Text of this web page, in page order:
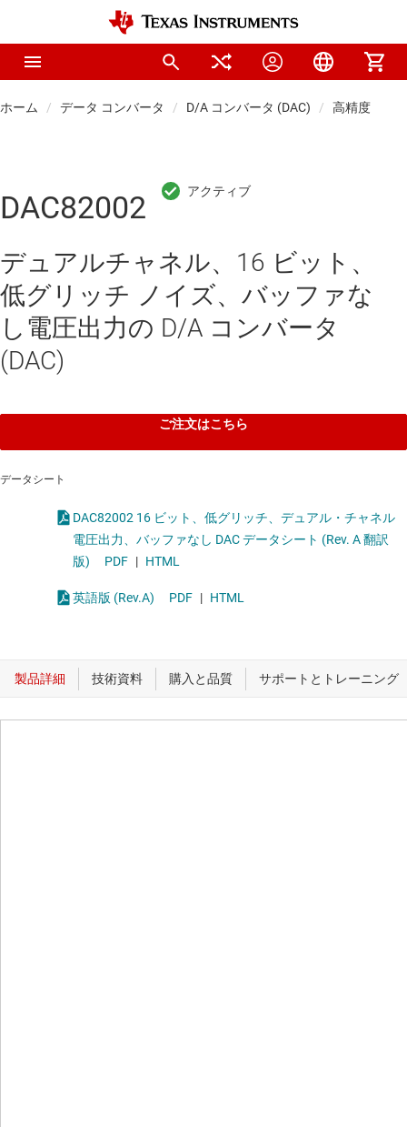
ホーム データ コンバータ D/A コンバータ (DAC) 高精度 DAC
DAC82002
デュアルチャネル、16 ビット、
低グリッチ ノイズ、バッファな
し電圧出力の D/A コンバータ
(DAC)
ご注文はこちら
データシート
DAC82002 16 ビット、低グリッチ、デュアル・チャネル
電圧出力、バッファなし DAC データシート (Rev. A 翻訳
版)
PDF | HTML
英語版 (Rev.A) PDF | HTML